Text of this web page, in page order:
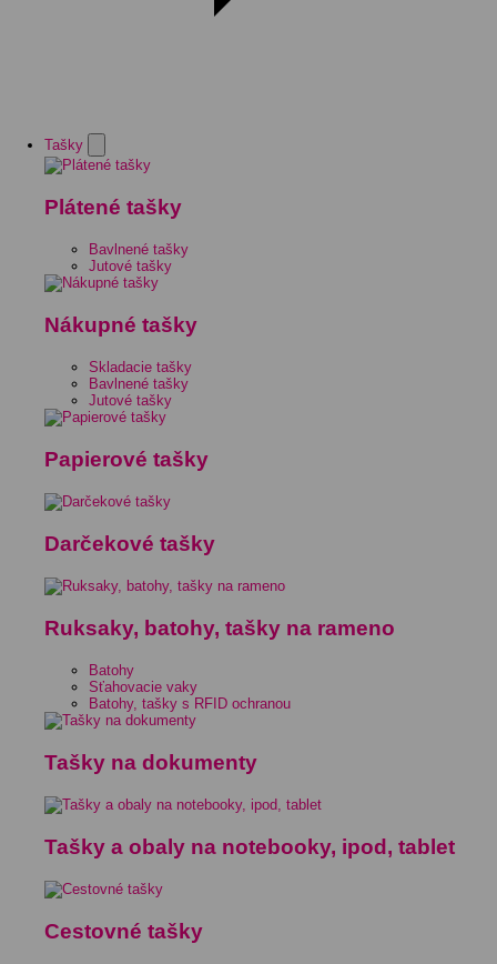
Tašky
Plátené tašky
Bavlnené tašky
Jutové tašky
Nákupné tašky
Skladacie tašky
Bavlnené tašky
Jutové tašky
Papierové tašky
Darčekové tašky
Ruksaky, batohy, tašky na rameno
Batohy
Sťahovacie vaky
Batohy, tašky s RFID ochranou
Tašky na dokumenty
Tašky a obaly na notebooky, ipod, tablet
Cestovné tašky